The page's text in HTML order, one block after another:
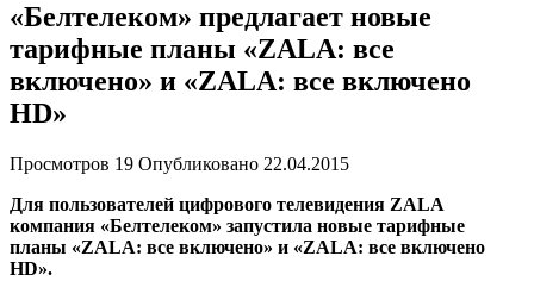
«Белтелеком» предлагает новые
тарифные планы «ZALA: все
включено» и «ZALA: все включено
HD»
Просмотров 19 Опубликовано 22.04.2015
Для пользователей цифрового телевидения ZALA
компания «Белтелеком» запустила новые тарифные
планы «ZALA: все включено» и «ZALA: все включено
HD».